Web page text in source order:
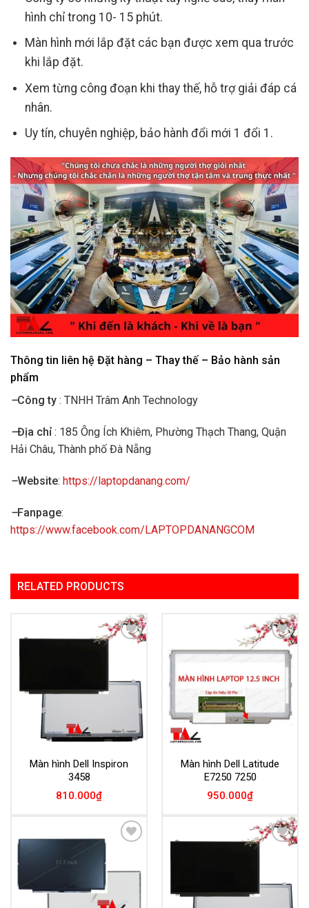
hình chỉ trong 10- 15 phút.
Màn hình mới lắp đặt các bạn được xem qua trước
khi lắp đặt.
Xem từng công đoạn khi thay thế, hỗ trợ giải đáp cá
nhân.
Uy tín, chuyên nghiệp, bảo hành đổi mới 1 đổi 1.
Thông tin liên hệ Đặt hàng – Thay thế – Bảo hành sản
phẩm
–Công ty : TNHH Trâm Anh Technology
–Địa chỉ : 185 Ông Ích Khiêm, Phường Thạch Thang, Quận
Hải Châu, Thành phố Đà Nẵng
–Website: https://laptopdanang.com/
–Fanpage:
https://www.facebook.com/LAPTOPDANANGCOM
RELATED PRODUCTS
Màn hình Dell Inspiron
3458
810.000₫
Add to
Wishlist
Màn hình Dell Latitude
E7250 7250
950.000₫